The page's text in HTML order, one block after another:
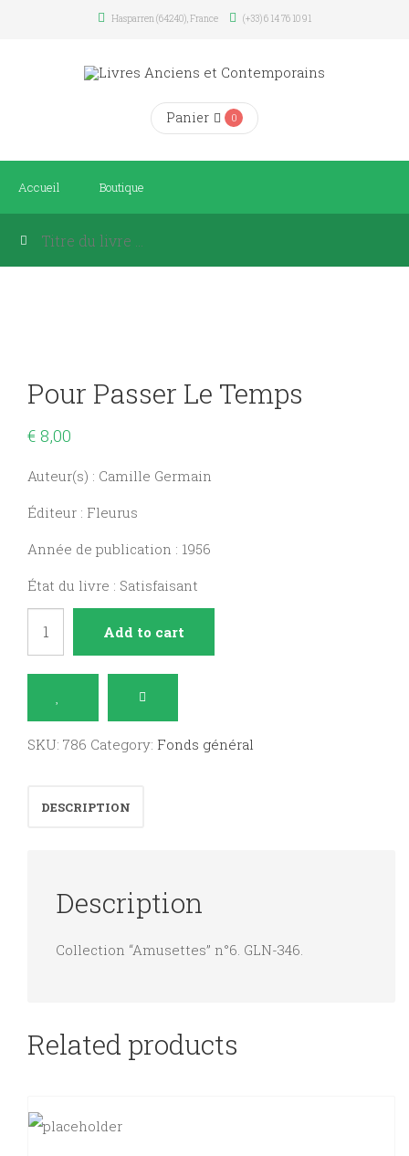
Hasparren (64240), France (+33) 6 14 76 10 91
Panier 0
Accueil Boutique
Pour Passer Le Temps
€ 8,00
Auteur(s) : Camille Germain
Éditeur : Fleurus
Année de publication : 1956
État du livre : Satisfaisant
le
temps
Add to cart
SKU: 786 Category: Fonds général
DESCRIPTION
Description
Collection “Amusettes” n°6. GLN-346.
Related products